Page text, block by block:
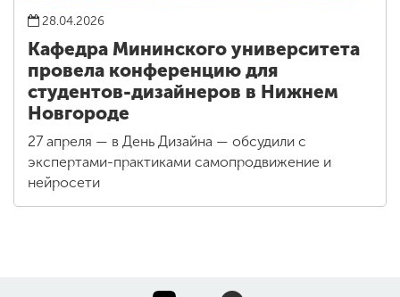
28.04.2026
Кафедра Мининского университета
провела конференцию для
студентов-дизайнеров в Нижнем
Новгороде
27 апреля — в День Дизайна — обсудили с
экспертами-практиками самопродвижение и
нейросети